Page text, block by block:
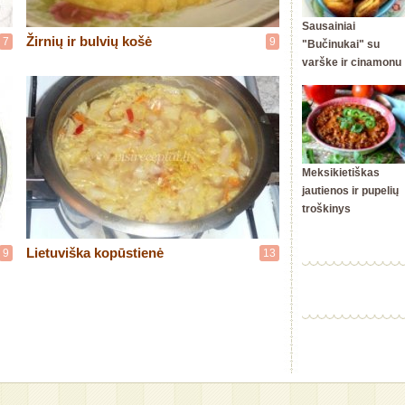
7 Žirnių ir bulvių košė 9
9 Lietuviška kopūstienė 13
Sausainiai
"Bučinukai" su
varške ir cinamonu
Meksikietiškas
jautienos ir pupelių
troškinys